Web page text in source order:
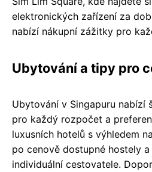
elektronických zařízení za
nabízí nákupní zážitky pro
Ubytování a tipy pro
Ubytování v Singapuru nabízí
pro každý rozpočet a
luxusních hotelů s výhledem
po cenově dostupné hostely
individuální cestovatele.